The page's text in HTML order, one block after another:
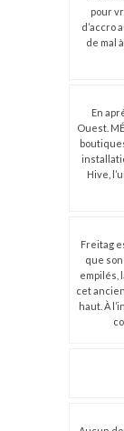
pour
d’accro
de mal
En
Ouest.
Hive,
Freitag
que
empilés,
cet
haut. À